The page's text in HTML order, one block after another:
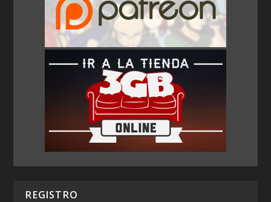
REGISTRO